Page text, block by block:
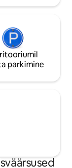
parkimine